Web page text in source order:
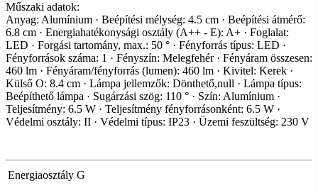
Műszaki adatok:
Anyag: Alumínium · Beépítési mélység: 4.5 cm · Beépítési átmérő:
6.8 cm · Energiahatékonysági osztály (A++ - E): A+ · Foglalat:
LED · Forgási tartomány, max.: 50 ° · Fényforrás típus: LED ·
Fényforrások száma: 1 · Fényszín: Melegfehér · Fényáram összesen:
460 lm · Fényáram/fényforrás (lumen): 460 lm · Kivitel: Kerek ·
Külső O: 8.4 cm · Lámpa jellemzők: Dönthető,null · Lámpa típus:
Beépíthető lámpa · Sugárzási szög: 110 ° · Szín: Alumínium ·
Teljesítmény: 6.5 W · Teljesítmény fényforrásonként: 6.5 W ·
Védelmi osztály: II · Védelmi típus: IP23 · Üzemi feszültség: 230 V
Energiaosztály G